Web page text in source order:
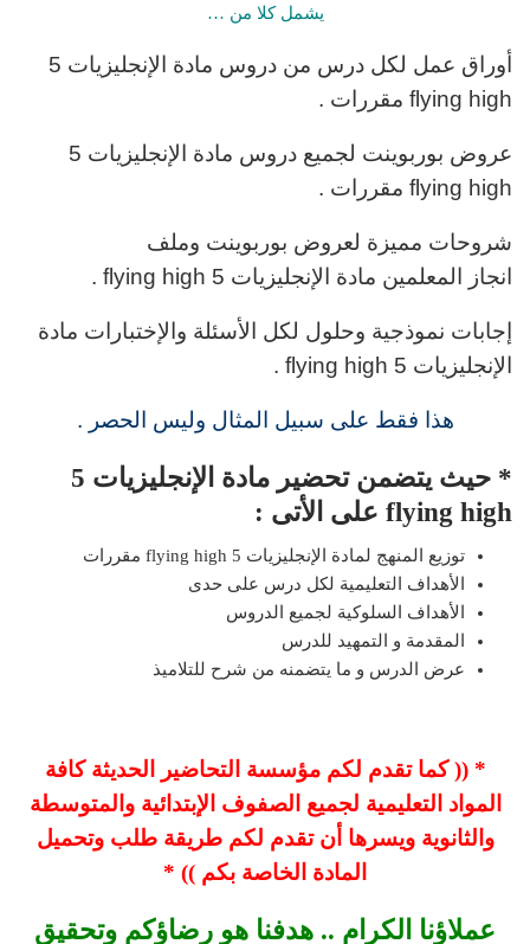
يشمل كلا من …
أوراق عمل لكل درس من دروس مادة الإنجليزيات 5
flying high مقررات .
عروض بوربوينت لجميع دروس مادة الإنجليزيات 5
flying high مقررات .
شروحات مميزة لعروض بوربوينت وملف
انجاز المعلمين مادة الإنجليزيات 5 flying high .
إجابات نموذجية وحلول لكل الأسئلة والإختبارات مادة
الإنجليزيات 5 flying high .
هذا فقط على سبيل المثال وليس الحصر .
* حيث يتضمن تحضير مادة الإنجليزيات 5
flying high على الأتى :
توزيع المنهج لمادة الإنجليزيات 5 flying high مقررات
الأهداف التعليمية لكل درس على حدى
الأهداف السلوكية لجميع الدروس
المقدمة و التمهيد للدرس
عرض الدرس و ما يتضمنه من شرح للتلاميذ
* (( كما تقدم لكم مؤسسة التحاضير الحديثة كافة
المواد التعليمية لجميع الصفوف الإبتدائية والمتوسطة
والثانوية ويسرها أن تقدم لكم طريقة طلب وتحميل
المادة الخاصة بكم )) *
عملاؤنا الكرام .. هدفنا هو رضاؤكم وتحقيق